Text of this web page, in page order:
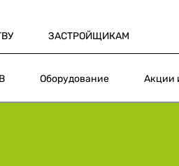
ЗАСТРОЙЩИКАМ
Оборудование Акции